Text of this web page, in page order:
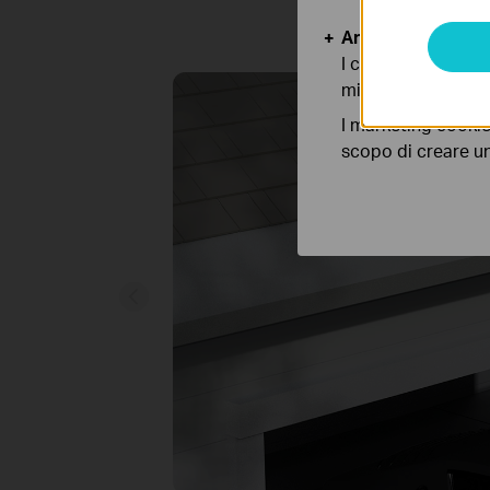
Analytics e
I cookies analitici
migliorarne le
I marketing
scopo di creare